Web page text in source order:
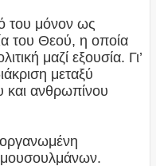
του μόνον ως
του Θεού, η οποία
μαζί εξουσία. Γι’
μεταξύ
και ανθρωπίνου
οργανωμένη